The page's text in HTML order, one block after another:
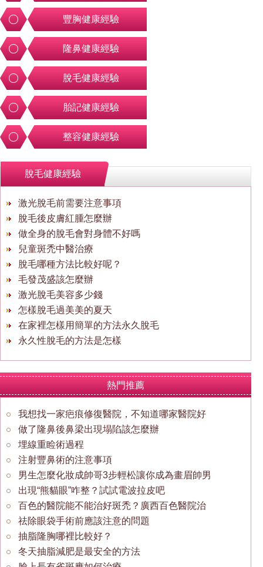
豐胸健康經驗
隆鼻健康經驗
脫毛健康經驗
胎記健康經驗
整容健康經驗
脫毛健康經驗
激光脫毛前需要注意事項
脫毛後皮膚紅腫怎麼辦
做全身的脫毛會對身體不好嗎
兒童斑禿中醫治療
脫毛哪種方法比較好呢？
毛發茂盛該怎麼辦
激光脫毛美容多少錢
怎樣脫毛過美美的夏天
在家裡怎樣用簡單的方法永久脫毛
永久性脫毛的方法是怎樣
熱門推薦
我想找一家疤痕修復醫院，不知道哪家醫院好
做了隆鼻後鼻梁出現塌陷該怎麼辦
埋線重睑術過程
注射豐鼻術的注意事項
男生怎麼化妝成帥哥3步輕松讓你成為畫眉帥男
出現“熊貓眼”咋整？試試電波拉皮吧
百色的醫院能不能治好斑禿？廣西百色醫院治
祛除眼袋手術前應該注意的問題
抽脂隆胸哪裡比較好？
冬天抽脂減肥是最安全的方法